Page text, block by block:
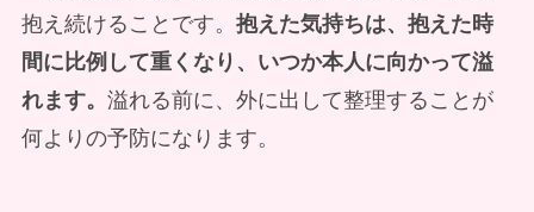
抱え続けることです。 抱えた気持ちは、抱えた時
間に比例して重くなり、いつか本人に向かって溢
れます。 溢れる前に、外に出して整理することが
何よりの予防になります。